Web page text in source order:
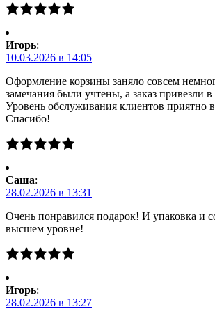
Игорь:
10.03.2026 в 14:05
Оформление корзины заняло совсем
замечания были учтены, а заказ привезли
Уровень обслуживания клиентов приятно
Спасибо!
Саша:
28.02.2026 в 13:31
Очень понравился подарок! И упаковка и
высшем уровне!
Игорь:
28.02.2026 в 13:27